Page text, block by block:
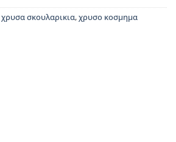
χρυσα σκουλαρικια,χρυσο κοσμημα